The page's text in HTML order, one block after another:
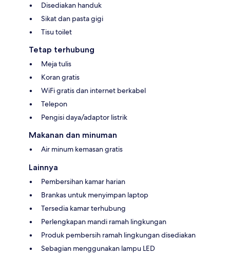
Disediakan handuk
Sikat dan pasta gigi
Tisu toilet
Tetap terhubung
Meja tulis
Koran gratis
WiFi gratis dan internet berkabel
Telepon
Pengisi daya/adaptor listrik
Makanan dan minuman
Air minum kemasan gratis
Lainnya
Pembersihan kamar harian
Brankas untuk menyimpan laptop
Tersedia kamar terhubung
Perlengkapan mandi ramah lingkungan
Produk pembersih ramah lingkungan disediakan
Sebagian menggunakan lampu LED